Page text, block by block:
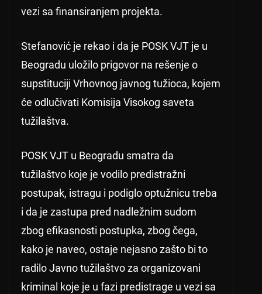
vezi sa finansiranjem projekta.
Stefanović je rekao i da je POSK VJT je u
Beogradu uložilo prigovor na rešenje o
supstituciji Vrhovnog javnog tužioca, kojem
će odlučivati Komisija Visokog saveta
tužilaštva.
POSK VJT u Beogradu smatra da
tužilaštvo koje je vodilo predistražni
postupak, istragu i podiglo optužnicu treba
i da je zastupa pred nadležnim sudom
zbog efikasnosti postupka, zbog čega,
kako je naveo, ostaje nejasno zašto bi to
radilo Javno tužilaštvo za organizovani
kriminal koje je u fazi predistrage u vezi sa